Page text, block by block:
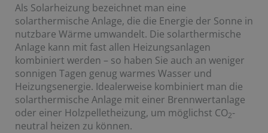
Als Solarheizung bezeichnet man eine
solarthermische Anlage, die die Energie der Sonne in
nutzbare Wärme umwandelt. Die solarthermische
Anlage kann mit fast allen Heizungsanlagen
kombiniert werden – so haben Sie auch an weniger
sonnigen Tagen genug warmes Wasser und
Heizungsenergie. Idealerweise kombiniert man die
solarthermische Anlage mit einer Brennwertanlage
oder einer Holzpelletheizung, um möglichst CO2-
neutral heizen zu können.